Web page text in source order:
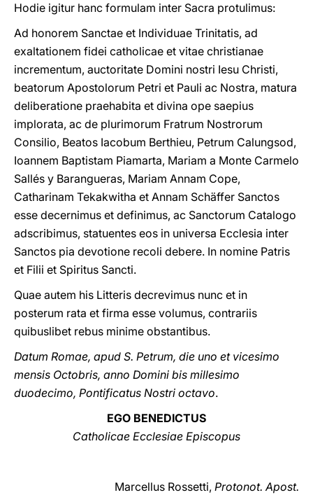
Hodie igitur hanc formulam inter Sacra protulimus:
Ad honorem Sanctae et Individuae Trinitatis, ad
exaltationem fidei catholicae et vitae christianae
incrementum, auctoritate Domini nostri Iesu Christi,
beatorum Apostolorum Petri et Pauli ac Nostra, matura
deliberatione praehabita et divina ope saepius
implorata, ac de plurimorum Fratrum Nostrorum
Consilio, Beatos Iacobum Berthieu, Petrum Calungsod,
Ioannem Baptistam Piamarta, Mariam a Monte Carmelo
Sallés y Barangueras, Mariam Annam Cope,
Catharinam Tekakwitha et Annam Schäffer Sanctos
esse decernimus et definimus, ac Sanctorum Catalogo
adscribimus, statuentes eos in universa Ecclesia inter
Sanctos pia devotione recoli debere. In nomine Patris
et Filii et Spiritus Sancti.
Quae autem his Litteris decrevimus nunc et in
posterum rata et firma esse volumus, contrariis
quibuslibet rebus minime obstantibus.
Datum Romae, apud S. Petrum, die uno et vicesimo
mensis Octobris, anno Domini bis millesimo
duodecimo, Pontificatus Nostri octavo.
EGO BENEDICTUS
Catholicae Ecclesiae Episcopus
Marcellus Rossetti, Protonot. Apost.